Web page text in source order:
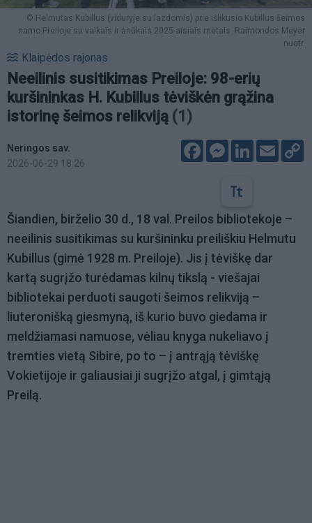
© Helmutas Kubillus (viduryje su lazdomis) prie išlikusio Kubillus šeimos
namo Preiloje su vaikais ir anūkais 2025-aisiais metais. Raimondos Meyer
nuotr.
Klaipėdos rajonas
Neeilinis susitikimas Preiloje: 98-erių
kuršininkas H. Kubillus tėviškėn grąžina
istorinę šeimos relikviją (1)
Neringos sav.
2026-06-29 18:26
FacebookMessenger
LinkedIn
Email
Šiandien, birželio 30 d., 18 val. Preilos bibliotekoje –
neeilinis susitikimas su kuršininku preiliškiu Helmutu
Kubillus (gimė 1928 m. Preiloje). Jis į tėviškę dar
kartą sugrįžo turėdamas kilnų tikslą - viešajai
bibliotekai perduoti saugoti šeimos relikviją –
liuteronišką giesmyną, iš kurio buvo giedama ir
meldžiamasi namuose, vėliau knyga nukeliavo į
tremties vietą Sibire, po to – į antrąją tėviškę
Vokietijoje ir galiausiai ji sugrįžo atgal, į gimtąją
Preilą.